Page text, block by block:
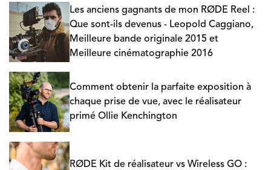
Les anciens gagnants de mon RØDE Reel :
Que sont-ils devenus - Leopold Caggiano,
Meilleure bande originale 2015 et
Meilleure cinématographie 2016
Comment obtenir la parfaite exposition à
chaque prise de vue, avec le réalisateur
primé Ollie Kenchington
RØDE Kit de réalisateur vs Wireless GO :